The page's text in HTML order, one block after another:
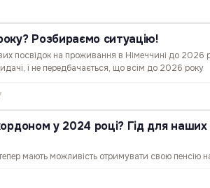
Розбираємо ситуацію!
посвідок на проживання в Німеччині до 2026
і не передбачається, що всім до 2026 року
у 2024 році? Гід для наших
мають можливість отримувати свою пенсію
через…